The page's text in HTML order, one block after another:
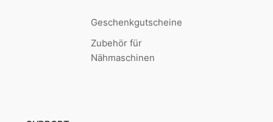
Geschenkgutscheine
Zubehör für
Nähmaschinen